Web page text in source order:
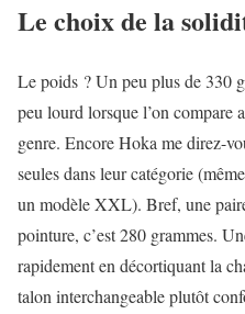
Le choix de la
Le poids ? Un peu plus de 330
peu lourd lorsque l’on compare
genre. Encore Hoka me direz-
seules dans leur catégorie
un modèle XXL). Bref, une
pointure, c’est 280 grammes.
rapidement en décortiquant la
talon interchangeable plutôt